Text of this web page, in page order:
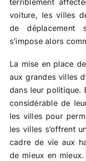
terriblement
voiture, les villes
de déplacement
s’impose alors
La mise en place
aux grandes villes
dans leur politique.
considérable de
les villes pour
les villes s’offrent
cadre de vie aux
de mieux en